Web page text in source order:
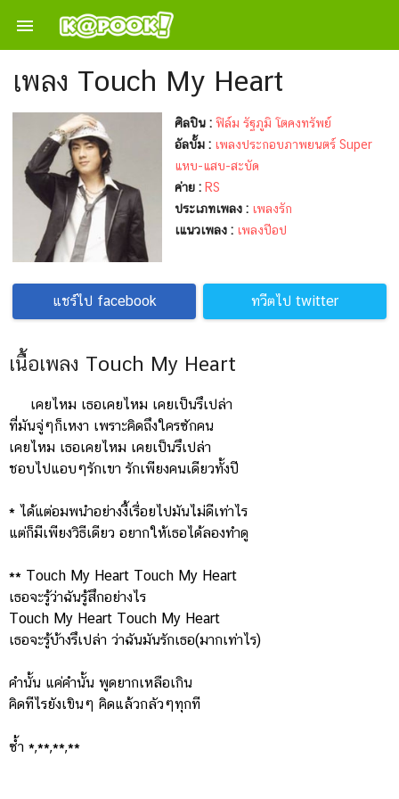

เพลง Touch My Heart
ศิลปิน : ฟิล์ม รัฐภูมิ โตคงทรัพย์
อัลบั้ม : เพลงประกอบภาพยนตร์ Super
แหบ-แสบ-สะบัด
ค่าย : RS
ประเภทเพลง : เพลงรัก
เแนวเพลง : เพลงปีอป
แชร์ไป facebook ทวีตไป twitter
เนื้อเพลง Touch My Heart
เคยไหม เธอเคยไหม เคยเป็นรึเปล่า
ที่มันจู่ๆก็เหงา เพราะคิดถึงใครซักคน
เคยไหม เธอเคยไหม เคยเป็นรึเปล่า
ชอบไปแอบๆรักเขา รักเพียงคนเดียวทั้งปี
* ได้แต่อมพนำอย่างงี้เรื่อยไปมันไม่ดีเท่าไร
แต่ก็มีเพียงวิธีเดียว อยากให้เธอได้ลองทำดู
** Touch My Heart Touch My Heart
เธอจะรู้ว่าฉันรู้สึกอย่างไร
Touch My Heart Touch My Heart
เธอจะรู้บ้างรึเปล่า ว่าฉันมันรักเธอ(มากเท่าไร)
คำนั้น แค่คำนั้น พูดยากเหลือเกิน
คิดทีไรยังเขินๆ คิดแล้วกลัวๆทุกที
ซ้ำ *,**,**,**